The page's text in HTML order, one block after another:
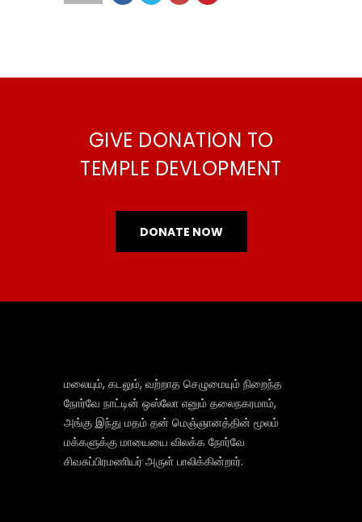
GIVE DONATION TO
TEMPLE DEVLOPMENT
DONATE NOW
மலையும், கடலும், வற்றாத செழுமையும் நிறைந்த
நோர்வே நாட்டின் ஒஸ்லோ எனும் தலைநகரமாம்,
அங்கு இந்து மதம் தன் மெஞ்ஞானத்தின் மூலம்
மக்களுக்கு மாயையை விலக்க நோர்வே
சிவசுப்பிரமணியர் அருள் பாலிக்கின்றார்.